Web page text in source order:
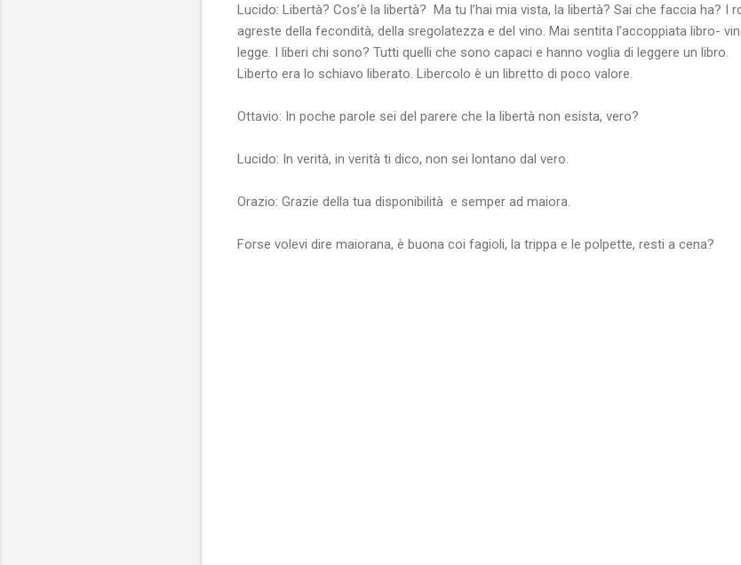
Lucido: Libertà? Cos’è la libertà? Ma tu l’hai mia vista, la libertà? Sai che faccia ha? I
agreste della fecondità, della sregolatezza e del vino. Mai sentita l’accoppiata libro-
legge. I liberi chi sono? Tutti quelli che sono capaci e hanno voglia di leggere un libro.
Liberto era lo schiavo liberato. Libercolo è un libretto di poco valore.
Ottavio: In poche parole sei del parere che la libertà non esista, vero?
Lucido: In verità, in verità ti dico, non sei lontano dal vero.
Orazio: Grazie della tua disponibilità e semper ad maiora.
Forse volevi dire maiorana, è buona coi fagioli, la trippa e le polpette, resti a cena?